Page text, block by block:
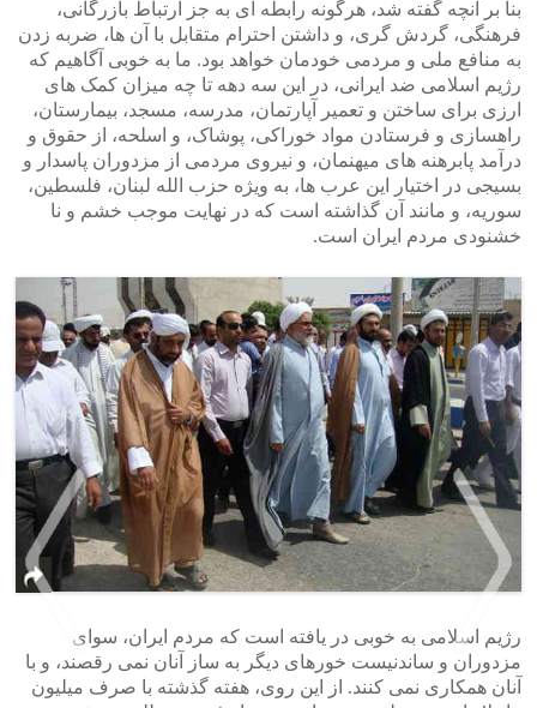
بنا بر آنچه گفته شد، هرگونه رابطه ای به جز ارتباط بازرگانی،
فرهنگی، گردش گری، و داشتن احترام متقابل با آن ها، ضربه زدن
به منافع ملی و مردمی خودمان خواهد بود. ما به خوبی آگاهیم که
رژیم اسلامی ضد ایرانی، در این سه دهه تا چه میزان کمک های
ارزی برای ساختن و تعمیر آپارتمان، مدرسه، مسجد، بیمارستان،
راهسازی و فرستادن مواد خوراکی، پوشاک، و اسلحه، از حقوق و
درآمد پابرهنه های میهنمان، و نیروی مردمی از مزدوران پاسدار و
بسیجی در اختیار این عرب ها، به ویژه حزب الله لبنان، فلسطین،
سوریه، و مانند آن گذاشته است که در نهایت موجب خشم و نا
خشنودی مردم ایران است.
رژیم اسلامی به خوبی در یافته است که مردم ایران، سوای
مزدوران و ساندنیست خورهای دیگر به ساز آنان نمی رقصند، و با
آنان همکاری نمی کنند. از این روی، هفته گذشته با صرف میلیون